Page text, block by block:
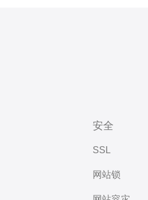
安全
SSL
网站锁